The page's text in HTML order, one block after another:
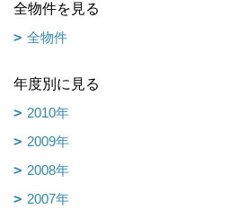
全物件を見る
全物件
年度別に見る
2010年
2009年
2008年
2007年